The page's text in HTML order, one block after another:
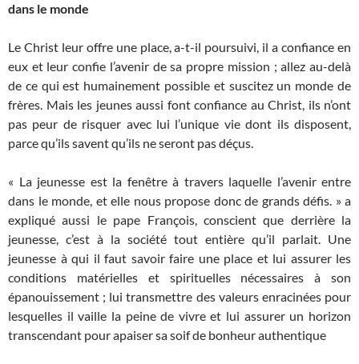
dans le monde
Le Christ leur offre une place, a-t-il poursuivi, il a confiance en
eux et leur confie l’avenir de sa propre mission ; allez au-delà
de ce qui est humainement possible et suscitez un monde de
frères. Mais les jeunes aussi font confiance au Christ, ils n’ont
pas peur de risquer avec lui l’unique vie dont ils disposent,
parce qu’ils savent qu’ils ne seront pas déçus.
« La jeunesse est la fenêtre à travers laquelle l’avenir entre
dans le monde, et elle nous propose donc de grands défis. » a
expliqué aussi le pape François, conscient que derrière la
jeunesse, c’est à la société tout entière qu’il parlait. Une
jeunesse à qui il faut savoir faire une place et lui assurer les
conditions matérielles et spirituelles nécessaires à son
épanouissement ; lui transmettre des valeurs enracinées pour
lesquelles il vaille la peine de vivre et lui assurer un horizon
transcendant pour apaiser sa soif de bonheur authentique